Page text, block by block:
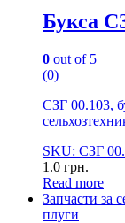
Букса
0 out of 5
(0)
СЗГ 00.103,
SKU: СЗГ
1.0 грн.
Read more
Запчасти за
плуги